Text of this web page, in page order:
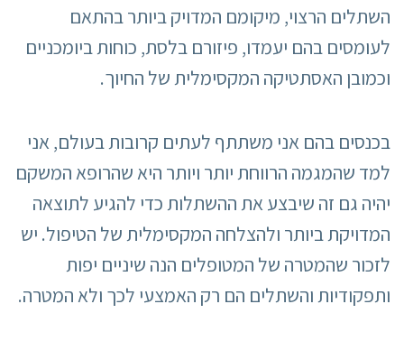
השתלים הרצוי, מיקומם המדויק ביותר בהתאם
לעומסים בהם יעמדו, פיזורם בלסת, כוחות ביומכניים
וכמובן האסתטיקה המקסימלית של החיוך.
בכנסים בהם אני משתתף לעתים קרובות בעולם, אני
למד שהמגמה הרווחת יותר ויותר היא שהרופא המשקם
יהיה גם זה שיבצע את ההשתלות כדי להגיע לתוצאה
המדויקת ביותר ולהצלחה המקסימלית של הטיפול. יש
לזכור שהמטרה של המטופלים הנה שיניים יפות
ותפקודיות והשתלים הם רק האמצעי לכך ולא המטרה.